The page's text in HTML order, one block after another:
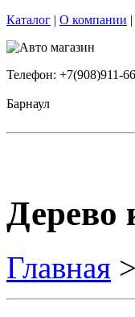
Каталог | О компании |
Телефон: +7(908)911-
Барнаул
Дерево
Главная >